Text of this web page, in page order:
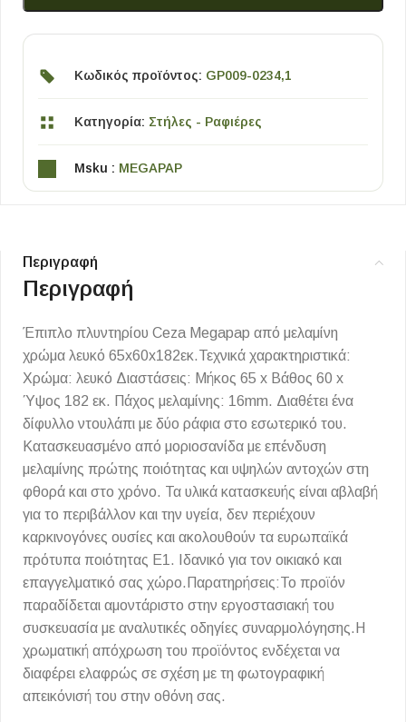
Κωδικός προϊόντος: GP009-0234,1
Κατηγορία: Στήλες - Ραφιέρες
Msku : MEGAPAP
Περιγραφή
Περιγραφή
Έπιπλο πλυντηρίου Ceza Megapap από μελαμίνη
χρώμα λευκό 65x60x182εκ.Τεχνικά χαρακτηριστικά:
Χρώμα: λευκό Διαστάσεις: Μήκος 65 x Βάθος 60 x
Ύψος 182 εκ. Πάχος μελαμίνης: 16mm. Διαθέτει ένα
δίφυλλο ντουλάπι με δύο ράφια στο εσωτερικό του.
Κατασκευασμένο από μοριοσανίδα με επένδυση
μελαμίνης πρώτης ποιότητας και υψηλών αντοχών στη
φθορά και στο χρόνο. Τα υλικά κατασκευής είναι αβλαβή
για το περιβάλλον και την υγεία, δεν περιέχουν
καρκινογόνες ουσίες και ακολουθούν τα ευρωπαϊκά
πρότυπα ποιότητας Ε1. Ιδανικό για τον οικιακό και
επαγγελματικό σας χώρο.Παρατηρήσεις:Το προϊόν
παραδίδεται αμοντάριστο στην εργοστασιακή του
συσκευασία με αναλυτικές οδηγίες συναρμολόγησης.Η
χρωματική απόχρωση του προϊόντος ενδέχεται να
διαφέρει ελαφρώς σε σχέση με τη φωτογραφική
απεικόνισή του στην οθόνη σας.